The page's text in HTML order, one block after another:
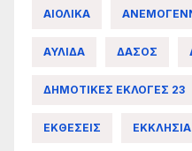
ΑΙΟΛΙΚΑ
ΑΥΛΙΔΑ ΔΑΣΟΣ
ΔΗΜΟΤΙΚΕΣ ΕΚΛΟΓΕΣ 23
ΕΚΘΕΣΕΙΣ ΕΚΚΛΗΣΙΑ